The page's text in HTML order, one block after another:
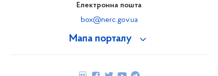
Мапа порталу
Електронна пошта
box@nerc.gov.ua